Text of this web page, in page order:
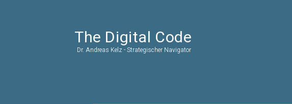
The Digital Code
Dr. Andreas Kelz - Strategischer Navigator